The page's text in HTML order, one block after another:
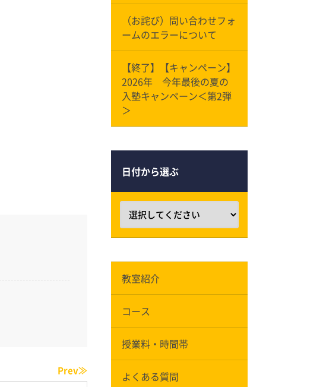
Prev≫
（お詫び）問い合わせフォ
ームのエラーについて
【終了】【キャンペーン】
2026年 今年最後の夏の
入塾キャンペーン＜第2弾
＞
日付から選ぶ
教室紹介
コース
授業料・時間帯
よくある質問